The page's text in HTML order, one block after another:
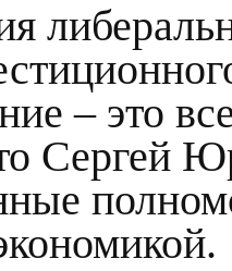
– это
Сергей